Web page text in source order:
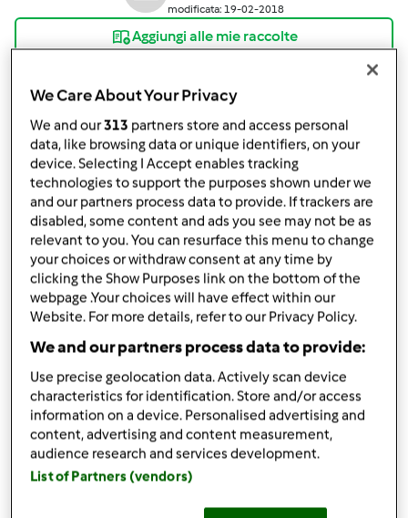
modificata: 19-02-2018
Aggiungi alle mie raccolte
Crea variante
Ingredienti
Vellutata di cavolfiore
800gcavolfiore
1spicchioaglio
1cucchiainocannella macinata
acqua
1\2patata
30gdi olio extravergine di oliva
1cucchiaino rasodado Bimby
q.b.pepe
Aggiungi alla lista della spesa
We Care About Your Privacy
We and our313 partners store and access personal
data, like browsing data or unique identifiers, on your
device. Selecting I Accept enables tracking
technologies to support the purposes shown under we
and our partners process data to provide. If trackers are
disabled, some content and ads you see may not be as
relevant to you. You can resurface this menu to change
your choices or withdraw consent at any time by
clicking the Show Purposes link on the bottom of the
webpage .Your choices will have effect within our
Website. For more details, refer to our Privacy Policy.
We and our partners process data to provide:
Use precise geolocation data. Actively scan device
characteristics for identification. Store and/or access
information on a device. Personalised advertising and
content, advertising and content measurement,
audience research and services development.
List of Partners (vendors)